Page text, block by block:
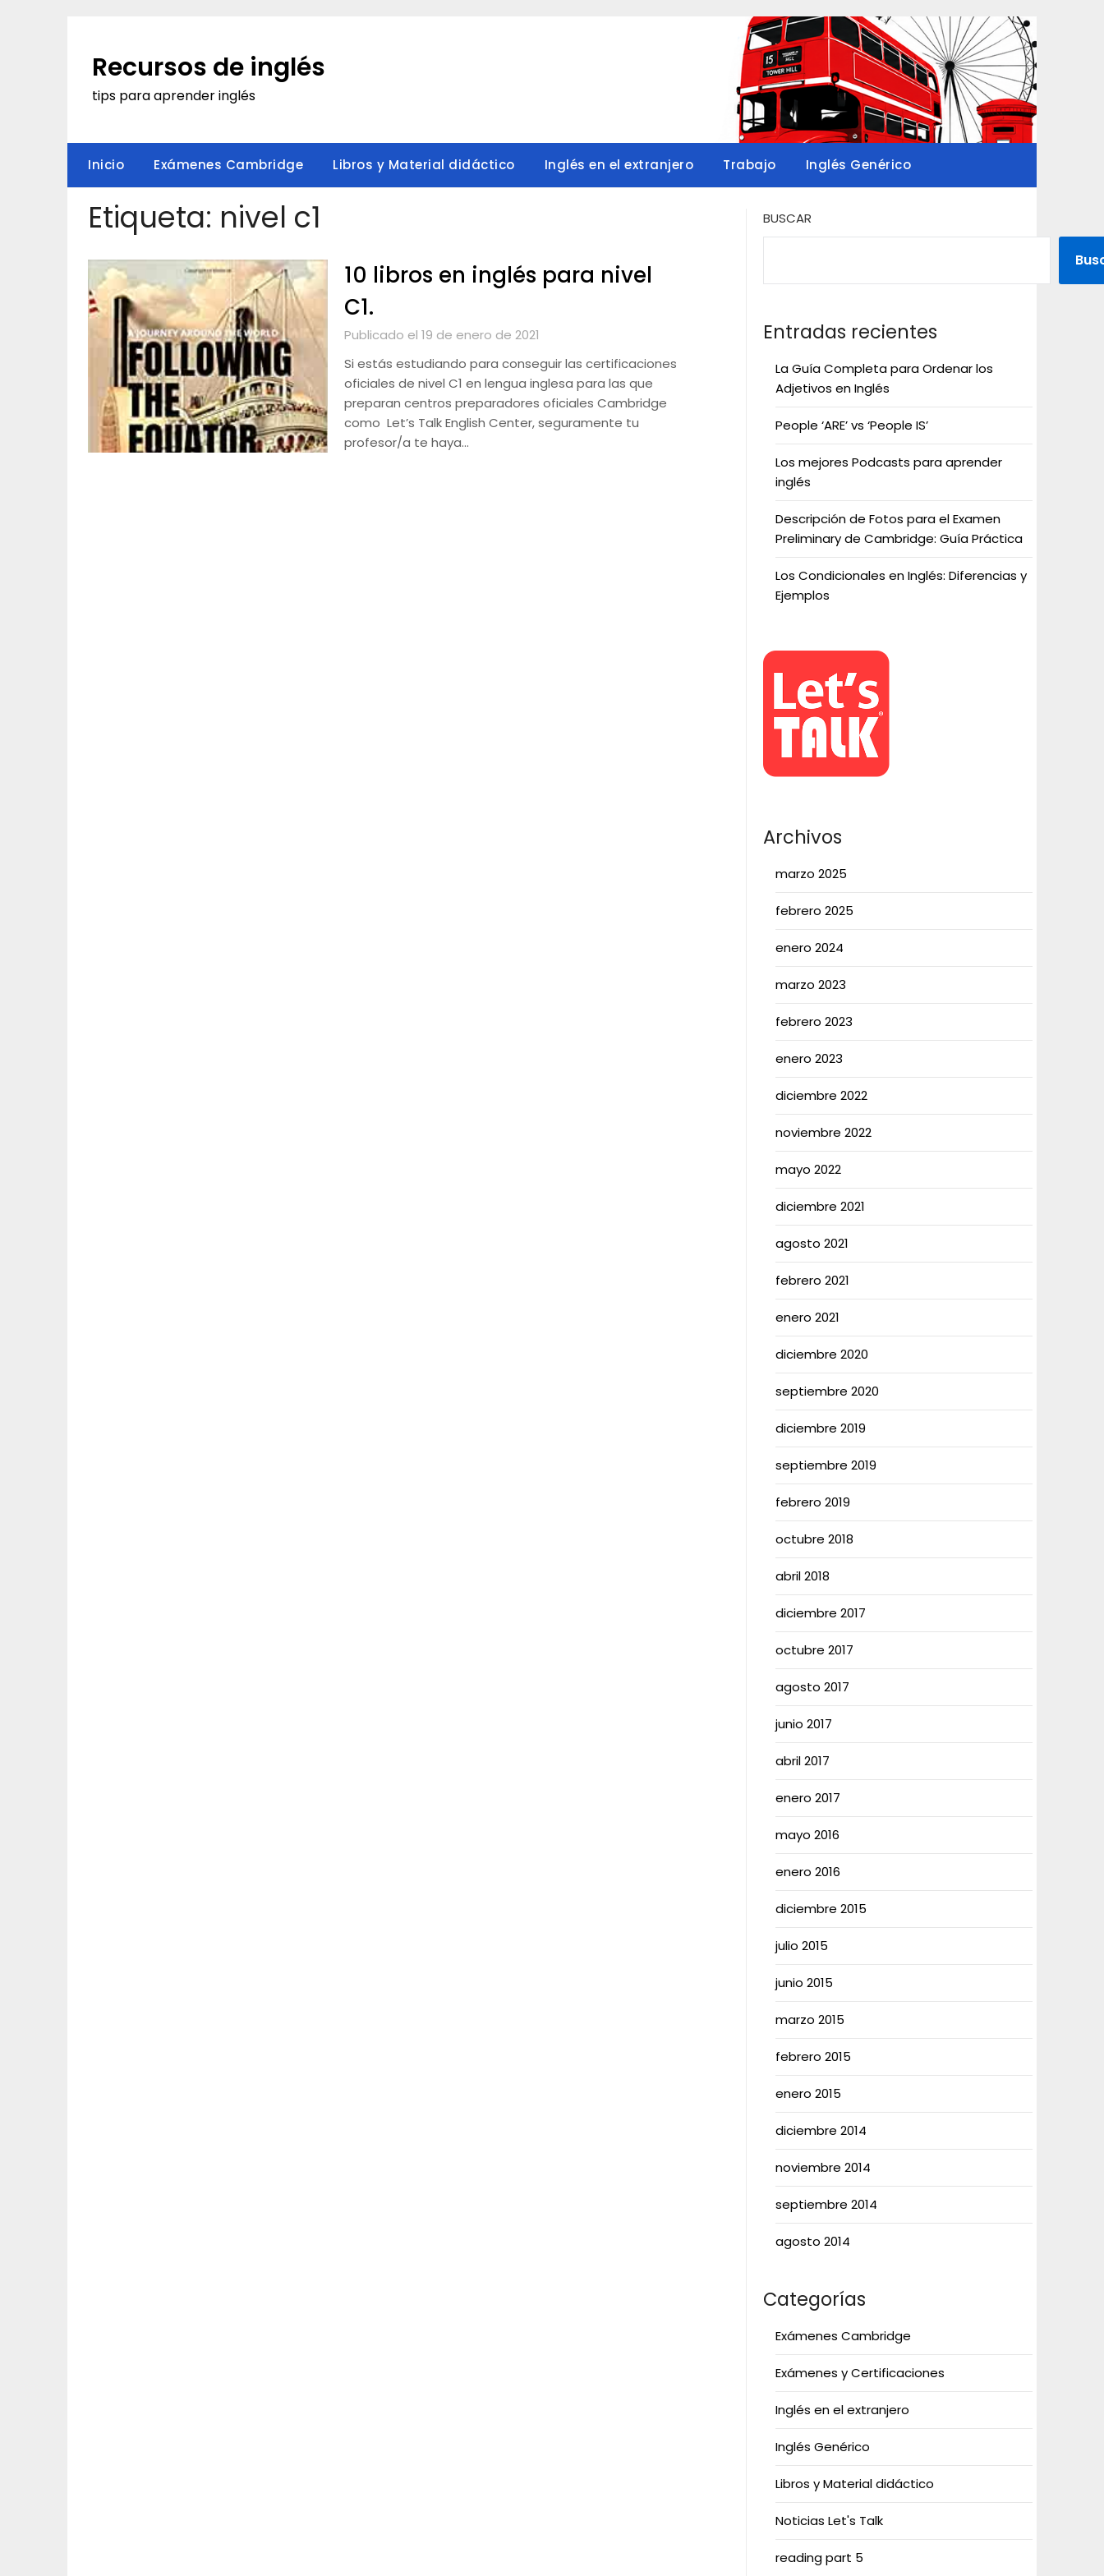
Recursos de inglés
tips para aprender inglés
Inicio Exámenes Cambridge Libros y Material didáctico Inglés en el extranjero Trabajo Inglés Genérico
Etiqueta: nivel c1
10 libros en inglés para nivel
C1.
Publicado el 19 de enero de 2021
Si estás estudiando para conseguir las certificaciones
oficiales de nivel C1 en lengua inglesa para las que
preparan centros preparadores oficiales Cambridge
como Let’s Talk English Center, seguramente tu
profesor/a te haya…
BUSCAR
Entradas recientes
La Guía Completa para Ordenar los
Adjetivos en Inglés
People ‘ARE’ vs ‘People IS’
Los mejores Podcasts para aprender
inglés
Descripción de Fotos para el Examen
Preliminary de Cambridge: Guía Práctica
Los Condicionales en Inglés: Diferencias y
Ejemplos
Archivos
marzo 2025
febrero 2025
enero 2024
marzo 2023
febrero 2023
enero 2023
diciembre 2022
noviembre 2022
mayo 2022
diciembre 2021
agosto 2021
febrero 2021
enero 2021
diciembre 2020
septiembre 2020
diciembre 2019
septiembre 2019
febrero 2019
octubre 2018
abril 2018
diciembre 2017
octubre 2017
agosto 2017
junio 2017
abril 2017
enero 2017
mayo 2016
enero 2016
diciembre 2015
julio 2015
junio 2015
marzo 2015
febrero 2015
enero 2015
diciembre 2014
noviembre 2014
septiembre 2014
agosto 2014
Categorías
Exámenes Cambridge
Exámenes y Certificaciones
Inglés en el extranjero
Inglés Genérico
Libros y Material didáctico
Noticias Let's Talk
reading part 5